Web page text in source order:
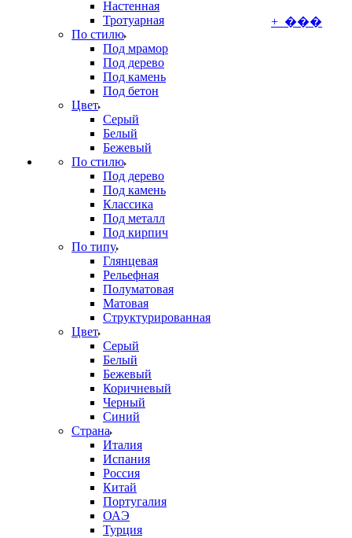
Настенная
Тротуарная
По стилю
Под мрамор
Под дерево
Под камень
Под бетон
Цвет
Серый
Белый
Бежевый
По стилю
Под дерево
Под камень
Классика
Под металл
Под кирпич
По типу
Глянцевая
Рельефная
Полуматовая
Матовая
Структурированная
Цвет
Серый
Белый
Бежевый
Коричневый
Черный
Синий
Страна
Италия
Испания
Россия
Китай
Португалия
ОАЭ
Турция
+ ���